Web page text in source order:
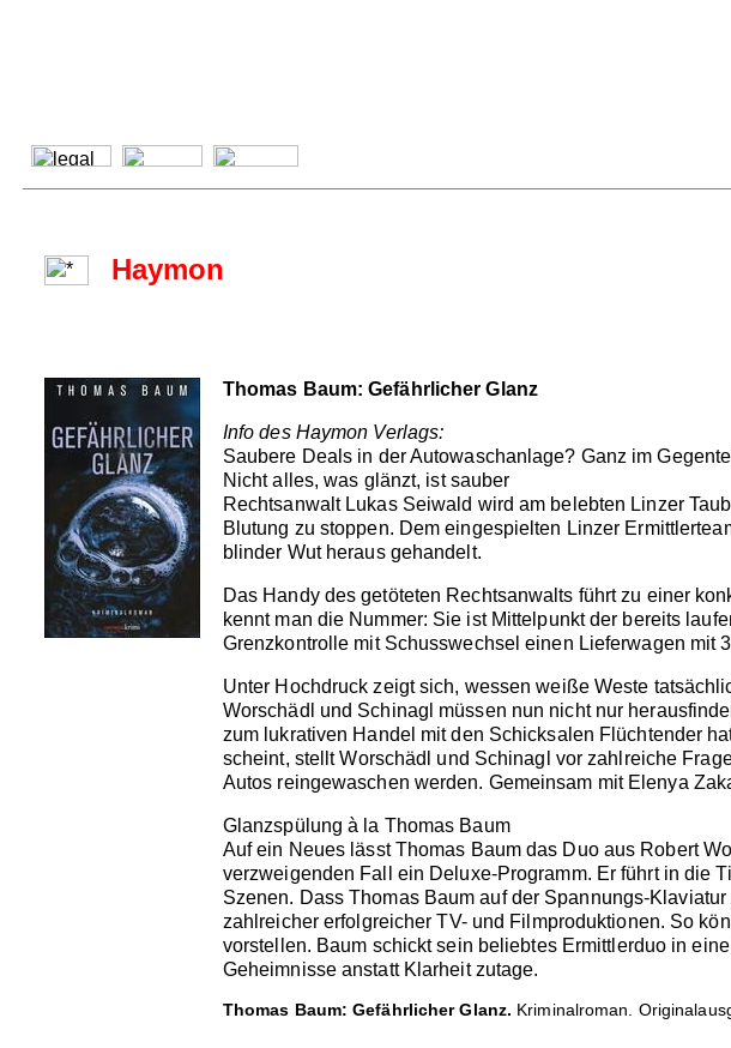
Haymon
Thomas Baum: Gefährlicher Glanz
Info des Haymon Verlags:
Saubere Deals in der Autowaschanlage? Ganz im
Nicht alles, was glänzt, ist sauber
Rechtsanwalt Lukas Seiwald wird am belebten Linzer
Blutung zu stoppen. Dem eingespielten Linzer
blinder Wut heraus gehandelt.
Das Handy des getöteten Rechtsanwalts führt zu einer
kennt man die Nummer: Sie ist Mittelpunkt der bereits
Grenzkontrolle mit Schusswechsel einen Lieferwagen mit
Unter Hochdruck zeigt sich, wessen weiße Weste
Worschädl und Schinagl müssen nun nicht nur
zum lukrativen Handel mit den Schicksalen Flüchtender
scheint, stellt Worschädl und Schinagl vor zahlreiche
Autos reingewaschen werden. Gemeinsam mit Elenya
Glanzspülung à la Thomas Baum
Auf ein Neues lässt Thomas Baum das Duo aus Robert
verzweigenden Fall ein Deluxe-Programm. Er führt in die
Szenen. Dass Thomas Baum auf der Spannungs-
zahlreicher erfolgreicher TV- und Filmproduktionen. So
vorstellen. Baum schickt sein beliebtes Ermittlerduo in
Geheimnisse anstatt Klarheit zutage.
Thomas Baum: Gefährlicher Glanz. Kriminalroman.